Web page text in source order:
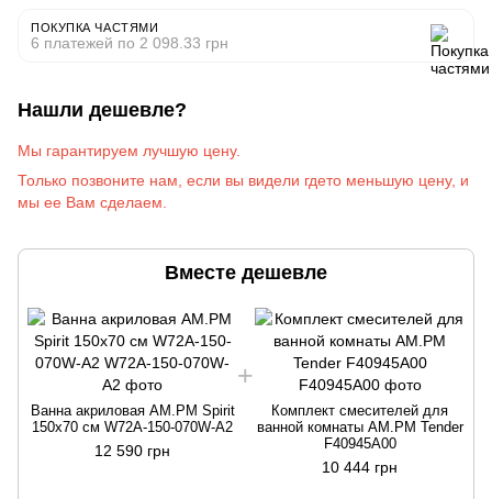
ПОКУПКА ЧАСТЯМИ
6 платежей по 2 098.33 грн
Нашли дешевле?
Мы гарантируем лучшую цену.
Только позвоните нам , если вы видели гдето меньшую цену, и
мы ее Вам сделаем
Вместе дешевле
Ванна акриловая AM.PM Spirit
150x70 см W72A-150-070W-A2
12 590 грн
Комплект смесителей для
ванной комнаты AM.PM Tender
F40945A00
10 444 грн